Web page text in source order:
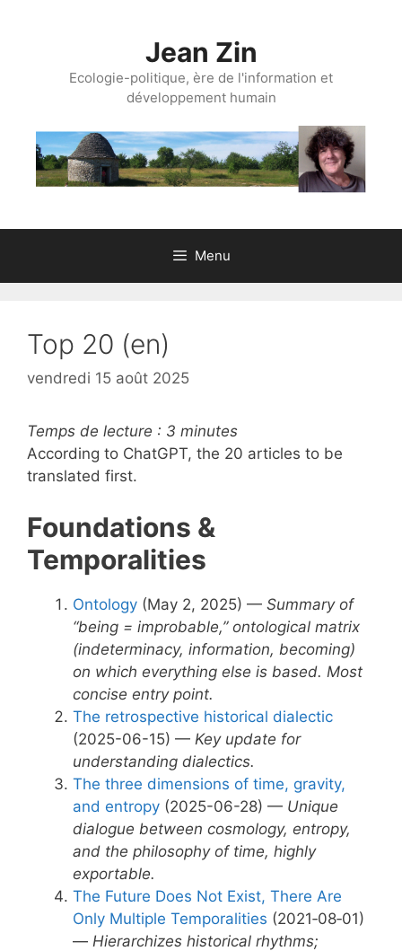
Jean Zin
Ecologie-politique, ère de l'information et
développement humain
Menu
Top 20 (en)
vendredi 15 août 2025
Temps de lecture : 3 minutes
According to ChatGPT, the 20 articles to be
translated first.
Foundations &
Temporalities
Ontology (May 2, 2025) — Summary of
“being = improbable,” ontological matrix
(indeterminacy, information, becoming)
on which everything else is based. Most
concise entry point.
The retrospective historical dialectic
(2025-06-15) — Key update for
understanding dialectics.
The three dimensions of time, gravity,
and entropy (2025-06-28) — Unique
dialogue between cosmology, entropy,
and the philosophy of time, highly
exportable.
The Future Does Not Exist, There Are
Only Multiple Temporalities (2021‑08‑01)
— Hierarchizes historical rhythms;